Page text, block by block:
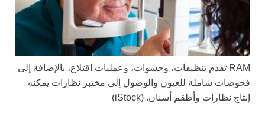
RAM تقدم تنظيفات، وحشوات، وعمليات اقتلاع، بالإضافة إلى
فحوصات شاملة للعيون والوصول إلى مختبر نظارات يمكنه
إنتاج نظارات وأطقم أسنان. (iStock)